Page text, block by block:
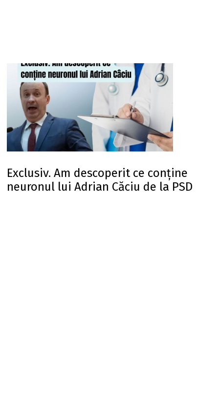
Exclusiv. Am descoperit ce conține
neuronul lui Adrian Căciu de la PSD